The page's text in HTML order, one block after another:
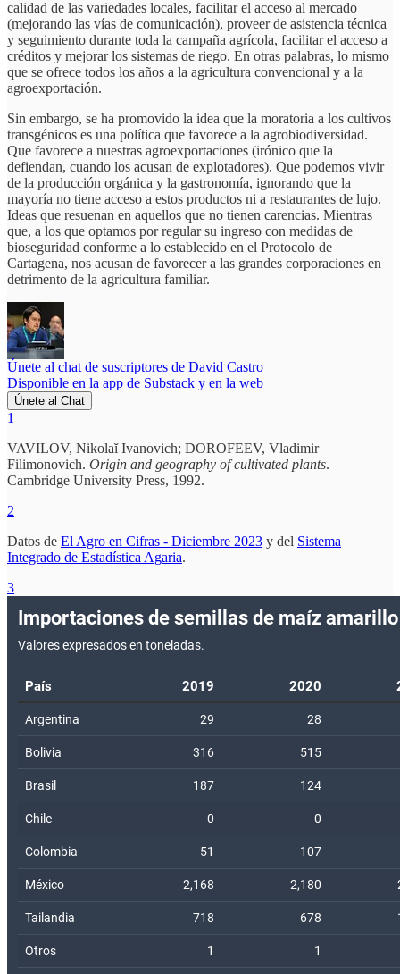
calidad de las variedades locales, facilitar el acceso al mercado
(mejorando las vías de comunicación), proveer de asistencia técnica
y seguimiento durante toda la campaña agrícola, facilitar el acceso a
créditos y mejorar los sistemas de riego. En otras palabras, lo mismo
que se ofrece todos los años a la agricultura convencional y a la
agroexportación.
Sin embargo, se ha promovido la idea que la moratoria a los cultivos
transgénicos es una política que favorece a la agrobiodiversidad.
Que favorece a nuestras agroexportaciones (irónico que la
defiendan, cuando los acusan de explotadores). Que podemos vivir
de la producción orgánica y la gastronomía, ignorando que la
mayoría no tiene acceso a estos productos ni a restaurantes de lujo.
Ideas que resuenan en aquellos que no tienen carencias. Mientras
que, a los que optamos por regular su ingreso con medidas de
bioseguridad conforme a lo establecido en el Protocolo de
Cartagena, nos acusan de favorecer a las grandes corporaciones en
detrimento de la agricultura familiar.
Únete al chat de suscriptores de David Castro
Disponible en la app de Substack y en la web
Únete al Chat
1
VAVILOV, Nikolaĭ Ivanovich; DOROFEEV, Vladimir
Filimonovich. Origin and geography of cultivated plants.
Cambridge University Press, 1992.
2
Datos de El Agro en Cifras - Diciembre 2023 y del Sistema
Integrado de Estadística Agaria.
3